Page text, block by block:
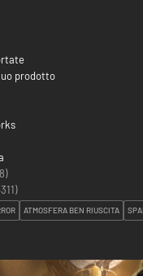
prodotto
)
ATMOSFERA BEN RIUSCITA